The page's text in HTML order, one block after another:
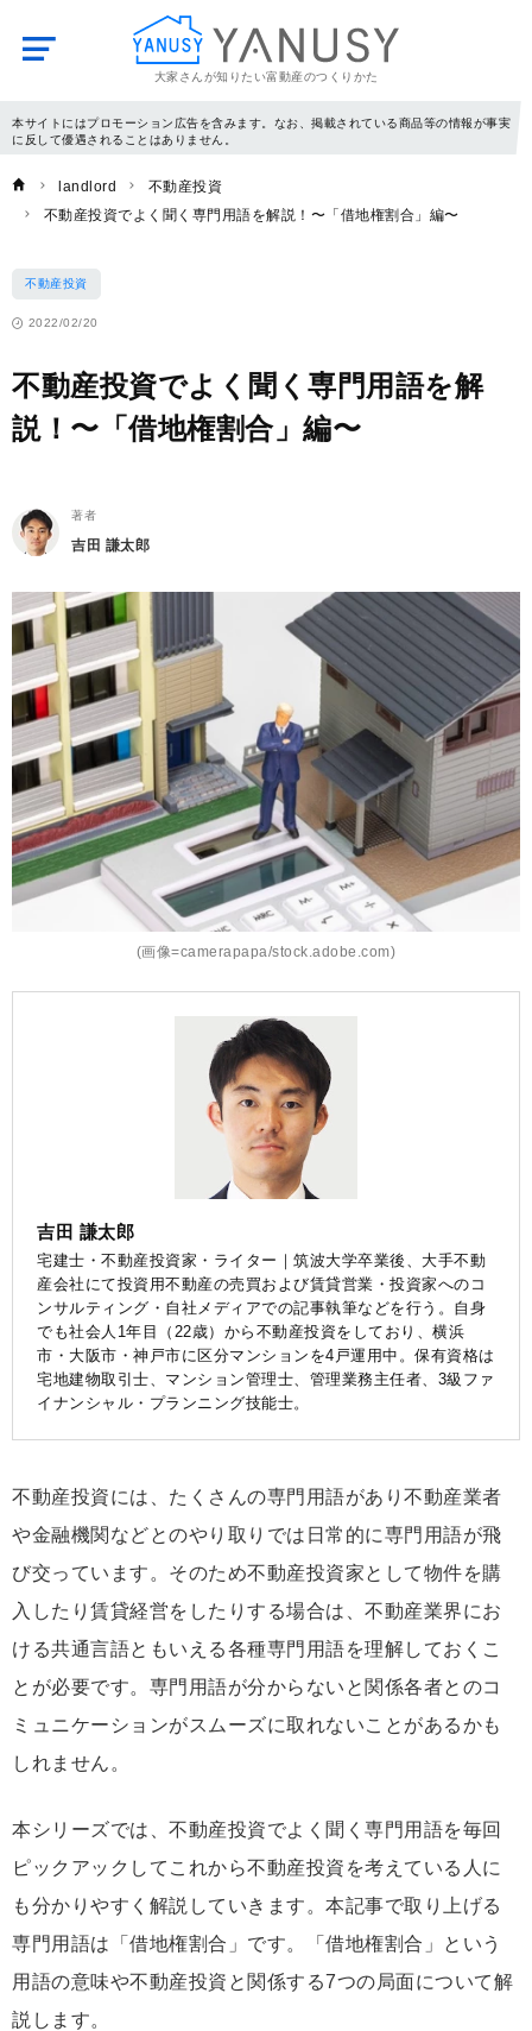
大家さんが知りたい富動産のつくりかた
YANUSY
本サイトにはプロモーション広告を含みます。なお、掲載されている商品等の情報が事実
に反して優遇されることはありません。
landlord
不動産投資
不動産投資でよく聞く専門用語を解説！〜「借地権割合」編〜
不動産投資
2022/02/20
不動産投資でよく聞く専門用語を解
説！〜「借地権割合」編〜
著者
吉田 謙太郎
(画像=camerapapa/stock.adobe.com)
吉田 謙太郎
宅建士・不動産投資家・ライター｜筑波大学卒業後、大手不動
産会社にて投資用不動産の売買および賃貸営業・投資家へのコ
ンサルティング・自社メディアでの記事執筆などを行う。自身
でも社会人1年目（22歳）から不動産投資をしており、横浜
市・大阪市・神戸市に区分マンションを4戸運用中。保有資格は
宅地建物取引士、マンション管理士、管理業務主任者、3級ファ
イナンシャル・プランニング技能士。
不動産投資には、たくさんの専門用語があり不動産業者
や金融機関などとのやり取りでは日常的に専門用語が飛
び交っています。そのため不動産投資家として物件を購
入したり賃貸経営をしたりする場合は、不動産業界にお
ける共通言語ともいえる各種専門用語を理解しておくこ
とが必要です。専門用語が分からないと関係各者とのコ
ミュニケーションがスムーズに取れないことがあるかも
しれません。
本シリーズでは、不動産投資でよく聞く専門用語を毎回
ピックアックしてこれから不動産投資を考えている人に
も分かりやすく解説していきます。本記事で取り上げる
専門用語は「借地権割合」です。「借地権割合」という
用語の意味や不動産投資と関係する7つの局面について解
説します。